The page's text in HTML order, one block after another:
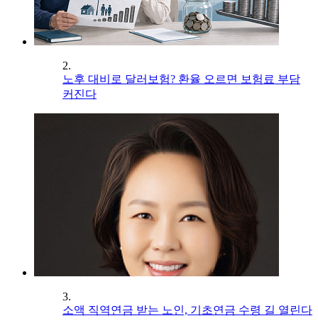
2.
노후 대비로 달러보험? 환율 오르면 보험료 부담
커진다
3.
소액 직역연금 받는 노인, 기초연금 수령 길 열린다